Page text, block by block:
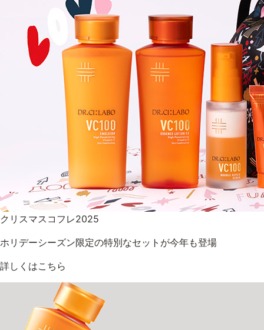
クリスマスコフレ2025
ホリデーシーズン限定の特別なセットが今年も登場
詳しくはこちら